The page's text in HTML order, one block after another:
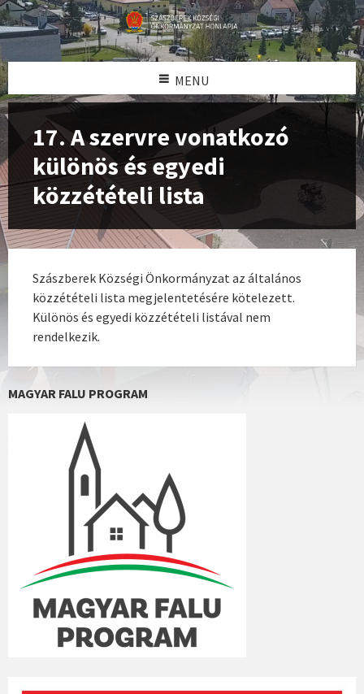
MENU
17. A szervre vonatkozó
különös és egyedi
közzétételi lista
Szászberek Községi Önkormányzat az általános
közzétételi lista megjelentetésére kötelezett.
Különös és egyedi közzétételi listával nem
rendelkezik.
MAGYAR FALU PROGRAM